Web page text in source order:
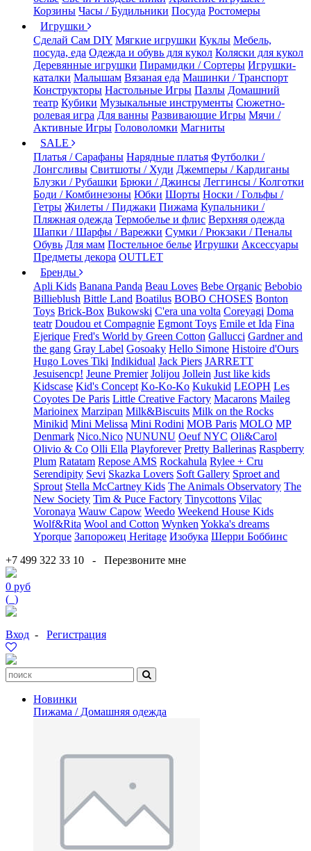
Корзины Часы / Будильники Посуда Ростомеры
Игрушки
Сделай Сам DIY Мягкие игрушки Куклы Мебель,
посуда, еда Одежда и обувь для кукол Коляски для кукол
Деревянные игрушки Пирамидки / Сортеры Игрушки-
каталки Малышам Вязаная еда Машинки / Транспорт
Конструкторы Настольные Игры Пазлы Домашний
театр Кубики Музыкальные инструменты Сюжетно-
ролевая игра Для ванны Развивающие Игры Мячи /
Активные Игры Головоломки Магниты
SALE
Платья / Сарафаны Нарядные платья Футболки /
Лонгсливы Свитшоты / Худи Джемперы / Кардиганы
Блузки / Рубашки Брюки / Джинсы Леггинсы / Колготки
Боди / Комбинезоны Юбки Шорты Носки / Гольфы /
Гетры Жилеты / Пиджаки Пижама Купальники /
Пляжная одежда Термобелье и флис Верхняя одежда
Шапки / Шарфы / Варежки Сумки / Рюкзаки / Пеналы
Обувь Для мам Постельное белье Игрушки Аксессуары
Предметы декора OUTLET
Бренды
Apli Kids Banana Panda Beau Loves Bebe Organic Bebobio
Billieblush Bittle Land Boatilus BOBO CHOSES Bonton
Toys Brick-Box Bukowski C'era una volta Coreyagi Doma
teatr Doudou et Compagnie Egmont Toys Emile et Ida Fina
Ejerique Fred's World by Green Cotton Gallucci Gardner and
the gang Gray Label Gosoaky Hello Simone Histoire d'Ours
Hugo Loves Tiki Indikidual Jack Piers JARRETT
Jesuisencp! Jeune Premier Jolijou Jollein Just like kids
Kidscase Kid's Concept Ko-Ko-Ko Kukukid LEOPH Les
Coyotes De Paris Little Creative Factory Macarons Maileg
Marioinex Marzipan Milk&Biscuits Milk on the Rocks
Minikid Mini Melissa Mini Rodini MOB Paris MOLO MP
Denmark Nico.Nico NUNUNU Oeuf NYC Oli&Carol
Olivio & Co Olli Ella Playforever Pretty Ballerinas Raspberry
Plum Ratatam Repose AMS Rockahula Rylee + Cru
Serendipity Sevi Skazka Lovers Soft Gallery Sproet and
Sprout Stella McCartney Kids The Animals Observatory The
New Society Tim & Puce Factory Tinycottons Vilac
Voronaya Wauw Capow Weedo Weekend House Kids
Wolf&Rita Wool and Cotton Wynken Yokka's dreams
Yporque Запорожец Heritage Изобука Шерри Боббинс
+7 499 322 33 10 - Перезвоните мне
0 руб
( )
Вход - Регистрация
Новинки
Пижама / Домашняя одежда